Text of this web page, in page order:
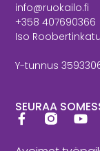
info@ruokailo.fi
+358 407690366
Iso
Y-tunnus
SEURAA